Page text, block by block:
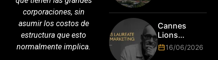
corporaciones, sin
asumir los costos de
estructura que esto
normalmente implica.
es hora de
subir de
nivel! Las
marcas más
top del
Cannes
Lions
anuncia a
Jim Stengel
16/06/2026